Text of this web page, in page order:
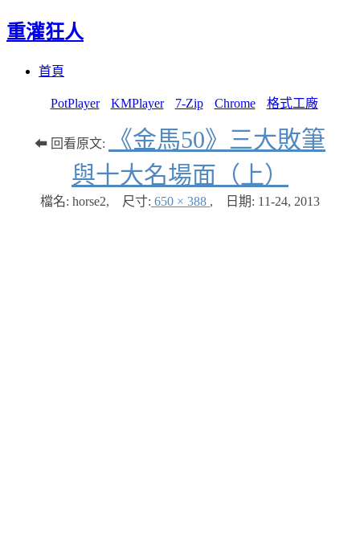
重灌狂人
首頁
PotPlayer KMPlayer 7-Zip Chrome 格式工廠
⬅ 回看原文:
《金馬50》三大敗筆
與十大名場面（上）
檔名: horse2, 尺寸: 650 × 388 , 日期: 11-24, 2013